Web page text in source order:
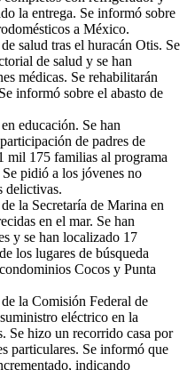
la entrega. Se informó sobre
a México.
salud tras el huracán Otis. Se
de salud y se han
médicas. Se rehabilitarán
informó sobre el abasto de
educación. Se han
de padres de
mil 175 familias al programa
pidió a los jóvenes no
delictivas.
la Secretaría de Marina en
en el mar. Se han
y se han localizado 17
los lugares de búsqueda
Cocos y Punta
la Comisión Federal de
eléctrico en la
Se hizo un recorrido casa por
particulares. Se informó que
indicando